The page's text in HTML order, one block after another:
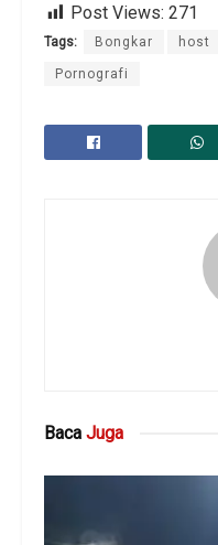
Post Views: 271
Tags: Bongkar host
Pornografi
Baca Juga